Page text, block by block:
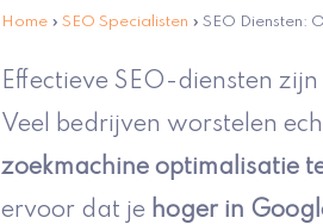
Home » SEO Specialisten » SEO Diensten:
Effectieve SEO-diensten
Veel bedrijven worstelen
zoekmachine optimalisatie
ervoor dat je hoger in